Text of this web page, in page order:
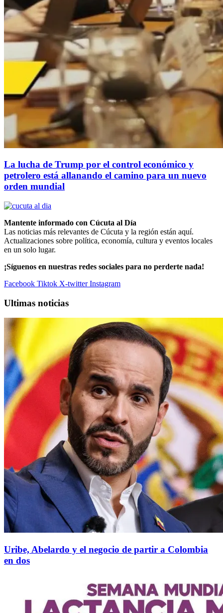
La lucha de Trump por el control económico y
petrolero está allanando el camino para un nuevo
orden mundial
Mantente informado con Cúcuta al Día
Las noticias más relevantes de Cúcuta y la región están aquí.
Actualizaciones sobre política, economía, cultura y eventos locales
en un solo lugar.
¡Síguenos en nuestras redes sociales para no perderte nada!
Facebook Tiktok X-twitter Instagram
Ultimas noticias
Uribe, Abelardo y el negocio de partir a Colombia
en dos